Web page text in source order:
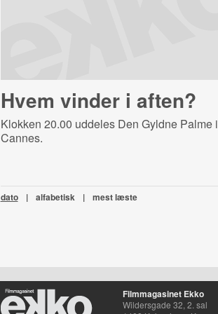
Hvem vinder i aften?
Klokken 20.00 uddeles Den Gyldne Palme i
Cannes.
dato | alfabetisk | mest læste
Filmmagasinet Ekko
Wildersgade 32, 2. sal